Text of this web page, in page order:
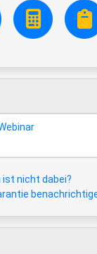
ist nicht dabei?